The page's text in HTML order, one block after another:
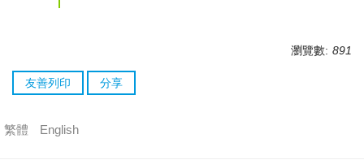
瀏覽數: 891
友善列印 分享
繁體 English